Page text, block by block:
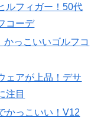
ルフィガー！50代
コーデ
っこいいゴルフコ
ェアが上品！デサ
注目
かっこいい！V12